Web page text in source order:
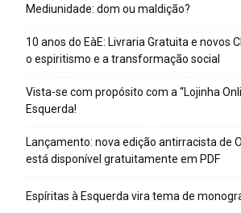
Mediunidade: dom ou maldição?
10 anos do EàE: Livraria Gratuita e novos
o espiritismo e a transformação social
Vista-se com propósito com a “Lojinha
Esquerda!
Lançamento: nova edição antirracista de
está disponível gratuitamente em PDF
Espíritas à Esquerda vira tema de